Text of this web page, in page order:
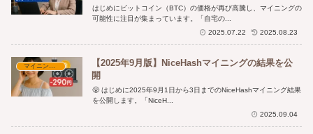
はじめにビットコイン（BTC）の価格が再び高騰し、マイニングの
可能性に注目が集まっています。「自宅の...
2025.07.22
2025.08.23
マイニング実践と収益
【2025年9月版】NiceHashマイニングの結果を公
開
😤 はじめに2025年9月1日から3日までのNiceHashマイニング結果
を公開します。「NiceH...
2025.09.04